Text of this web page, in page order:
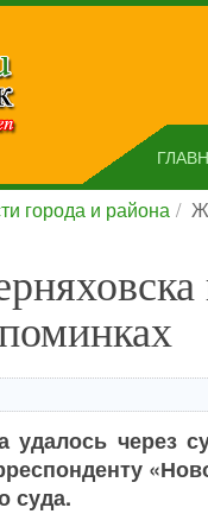
города и района
удалось через
суда.